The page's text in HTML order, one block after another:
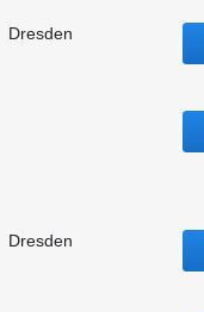
Dresden
Dresden